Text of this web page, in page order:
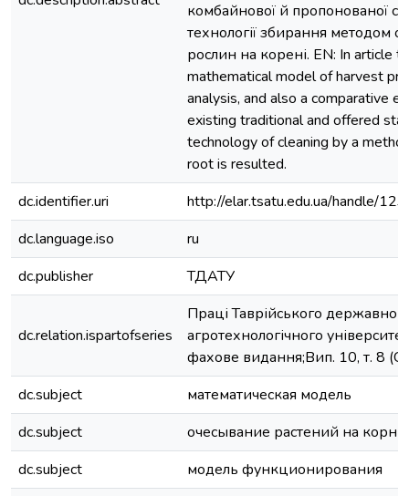
комбайнової й пропонованої
технології збирання методом
рослин на корені. EN: In article
mathematical model of harvest
analysis, and also a comparative
existing traditional and offered
technology of cleaning by a
root is resulted.
dc.identifier.uri
http://elar.tsatu.edu.ua/handle/
dc.language.iso
ru
dc.publisher
ТДАТУ
dc.relation.ispartofseries
Праці Таврійського
агротехнологічного
фахове видання;Вип. 10, т. 8
dc.subject
математическая модель
dc.subject
очесывание растений на корню
dc.subject
модель функционирования